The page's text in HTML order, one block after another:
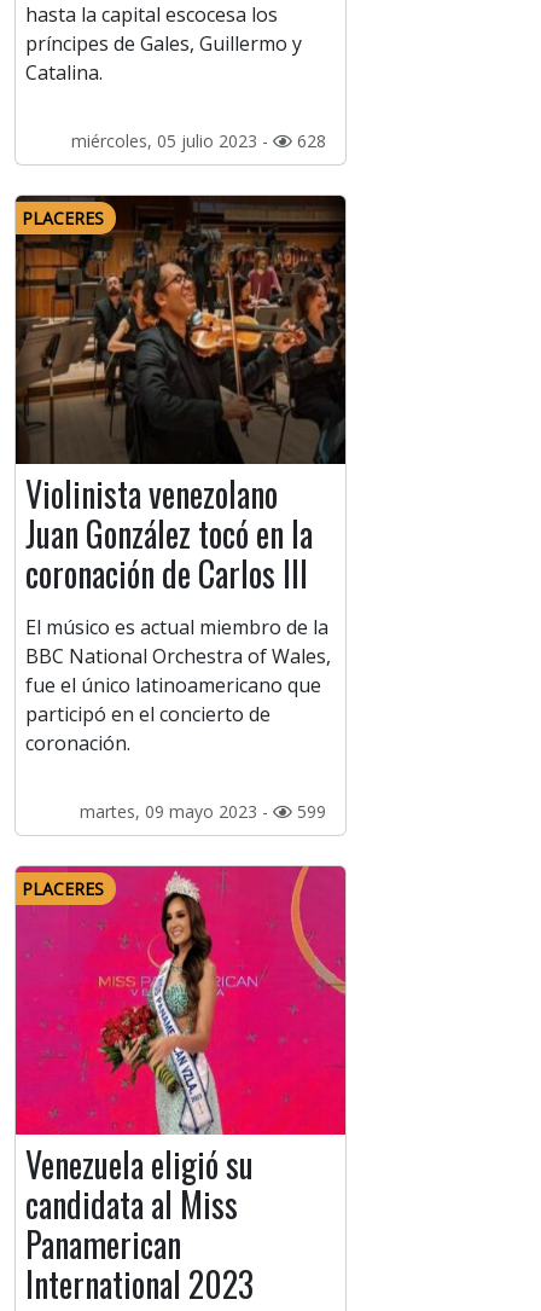
hasta la capital escocesa los
príncipes de Gales, Guillermo y
Catalina.
miércoles, 05 julio 2023 - 628
PLACERES
Violinista venezolano
Juan González tocó en la
coronación de Carlos III
El músico es actual miembro de la
BBC National Orchestra of Wales,
fue el único latinoamericano que
participó en el concierto de
coronación.
martes, 09 mayo 2023 - 599
PLACERES
Venezuela eligió su
candidata al Miss
Panamerican
International 2023